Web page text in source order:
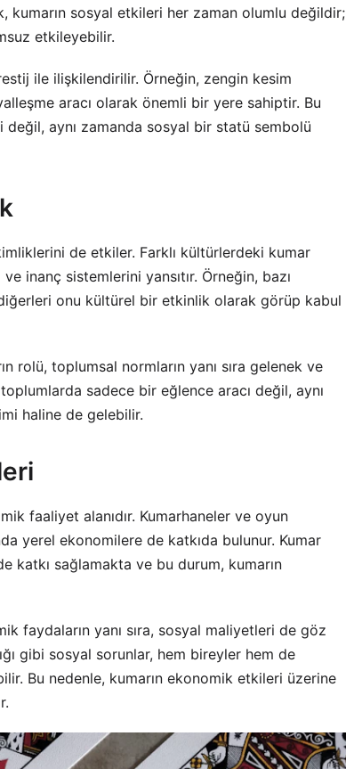
kumarın sosyal etkileri her zaman olumlu değildir;
etkileyebilir.
ile ilişkilendirilir. Örneğin, zengin kesim
aracı olarak önemli bir yere sahiptir. Bu
aynı zamanda sosyal bir statü sembolü
de etkiler. Farklı kültürlerdeki kumar
ve inanç sistemlerini yansıtır. Örneğin, bazı
onu kültürel bir etkinlik olarak görüp kabul
rolü, toplumsal normların yanı sıra gelenek ve
sadece bir eğlence aracı değil, aynı
haline de gelebilir.
faaliyet alanıdır. Kumarhaneler ve oyun
yerel ekonomilere de katkıda bulunur. Kumar
katkı sağlamakta ve bu durum, kumarın
faydaların yanı sıra, sosyal maliyetleri de göz
gibi sosyal sorunlar, hem bireyler hem de
Bu nedenle, kumarın ekonomik etkileri üzerine